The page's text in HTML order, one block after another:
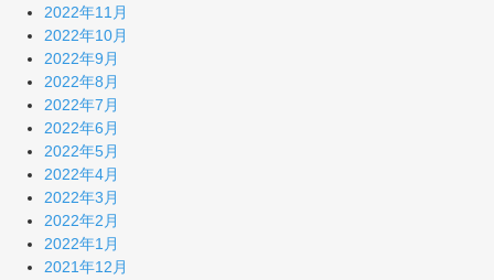
2022年11月
2022年10月
2022年9月
2022年8月
2022年7月
2022年6月
2022年5月
2022年4月
2022年3月
2022年2月
2022年1月
2021年12月